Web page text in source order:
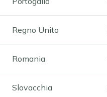
Regno Unito
Romania
Slovacchia